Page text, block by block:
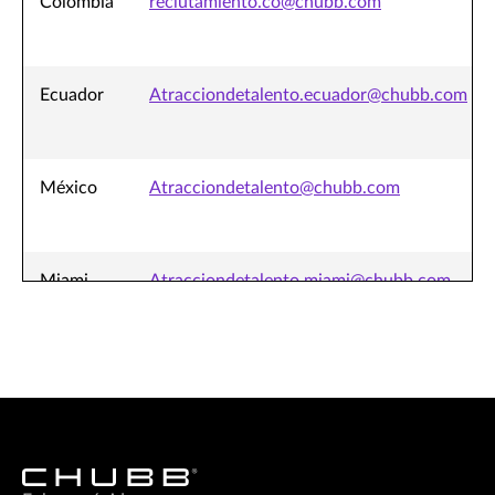
Ecuador Atracciondetalento.ecuador@chubb.com
México Atracciondetalento@chubb.com
Miami Atracciondetalento.miami@chubb.com
Peru
Atracciondetalento.peru@chubb.com